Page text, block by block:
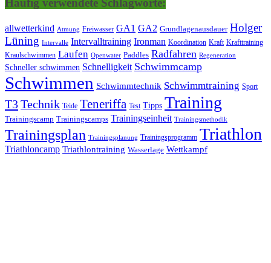
Häufig verwendete Schlagworte:
allwetterkind Atmung Freiwasser GA1 GA2 Grundlagenausdauer Holger
Lüning Intervalle Intervalltraining Ironman Koordination Kraft Krafttraining
Kraulschwimmen Laufen Openwater Paddles Radfahren Regeneration
Schneller schwimmen Schnelligkeit Schwimmcamp
Schwimmen Schwimmtechnik Schwimmtraining Sport
T3Technik Teide Teneriffa Test Tipps Training
Trainingscamp Trainingscamps Trainingseinheit Trainingsmethodik
Trainingsplan Trainingsplanung Trainingsprogramm Triathlon
Triathloncamp Triathlontraining Wasserlage Wettkampf